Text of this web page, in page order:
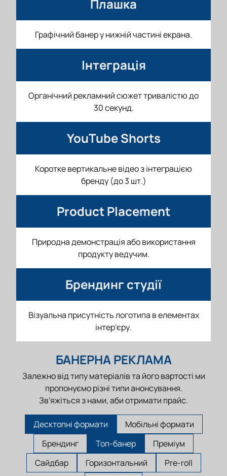
Плашка
Графічний банер у нижній частині екрана.
Інтеграція
Органічний рекламний сюжет тривалістю до
30 секунд.
YouTube Shorts
Коротке вертикальне відео з інтеграцією
бренду (до 3 шт.)
Product Placement
Природна демонстрація або використання
продукту ведучим.
Брендинг студії
Візуальна присутність логотипа в елементах
інтер'єру.
БАНЕРНА РЕКЛАМА
Залежно від типу матеріалів та його вартості ми
пропонуємо різні типи анонсування.
Зв'яжіться з нами, аби отримати прайс.
Десктопні формати
Мобільні формати
Брендинг
Топ-банер
Преміум
Сайдбар
Горизонтальний
Pre-roll